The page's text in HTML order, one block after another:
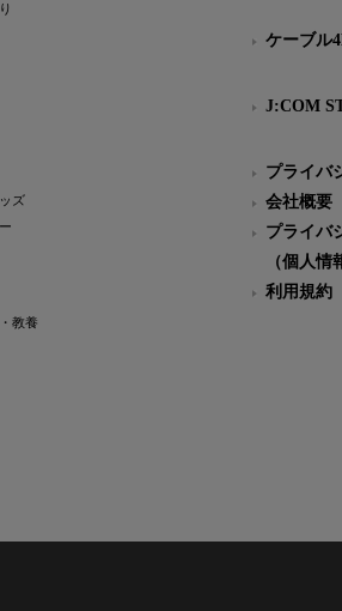
ズ
教養
ケーブル
J:COM
プライバ
会社概要
プライバ
（個人情
利用規約